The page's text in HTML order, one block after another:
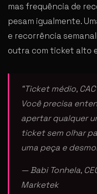
mas frequência de
pesam igualmente.
e recorrência
outra com ticket alto
“Ticket médio,
Você precisa
apertar qualquer
ticket sem olhar
uma peça e
— Babi Tonhela,
Marketek